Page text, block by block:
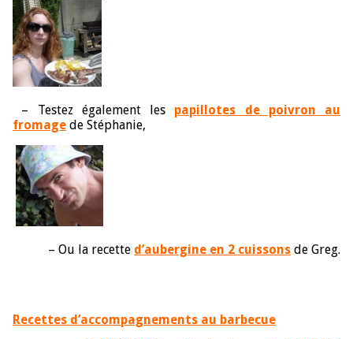
– Testez également les papillotes de poivron au
fromage de Stéphanie,
– Ou la recette d’aubergine en 2 cuissons de Greg.
Recettes d’accompagnements au barbecue